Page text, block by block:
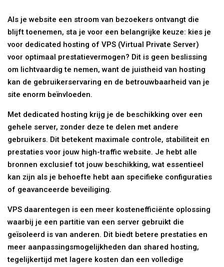
Als je website een stroom van bezoekers ontvangt die
blijft toenemen, sta je voor een belangrijke keuze: kies je
voor dedicated hosting of VPS (Virtual Private Server)
voor optimaal prestatievermogen? Dit is geen beslissing
om lichtvaardig te nemen, want de juistheid van hosting
kan de gebruikerservaring en de betrouwbaarheid van je
site enorm beïnvloeden.
Met dedicated hosting krijg je de beschikking over een
gehele server, zonder deze te delen met andere
gebruikers. Dit betekent maximale controle, stabiliteit en
prestaties voor jouw high-traffic website. Je hebt alle
bronnen exclusief tot jouw beschikking, wat essentieel
kan zijn als je behoefte hebt aan specifieke configuraties
of geavanceerde beveiliging.
VPS daarentegen is een meer kostenefficiënte oplossing
waarbij je een partitie van een server gebruikt die
geïsoleerd is van anderen. Dit biedt betere prestaties en
meer aanpassingsmogelijkheden dan shared hosting,
tegelijkertijd met lagere kosten dan een volledige